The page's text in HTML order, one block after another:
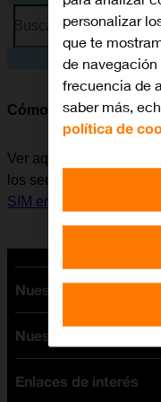
Busca por problema o
Cómo encender y
Ver aquí cómo
los servicios de la red
SIM en el móvil
Nuestras tarifas
Tarifas Orange
Tarifas fibra y móvil
Tarifas móviles
Nuestros dispositivos
Ofertas en móviles
Enlaces de interés
personalizar
que te
de
frecuencia de
saber más,
política de